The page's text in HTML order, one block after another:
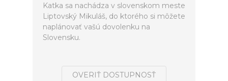
Katka sa nachádza v slovenskom meste
Liptovský Mikuláš, do ktorého si môžete
naplánovať vašú dovolenku na
Slovensku.
OVERIŤ DOSTUPNOSŤ